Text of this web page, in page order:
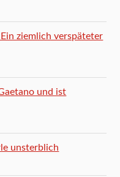
ziemlich verspäteter
und ist
unsterblich